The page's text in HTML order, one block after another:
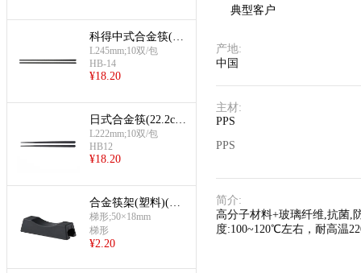
科得中式合金筷(2
4.5cm鱼鳞)
L245mm;10双/包
HB-14
¥18.20
日式合金筷(22.2cm
和风)
L222mm;10双/包
HB12
¥18.20
合金筷架(塑料)(梯
形)
梯形;50×18mm
梯形
¥2.20
典型客户
产地:
中国
主材:
PPS
PPS
简介:
高分子材料+玻璃纤维,抗菌,
度:100~120℃左右，耐高温